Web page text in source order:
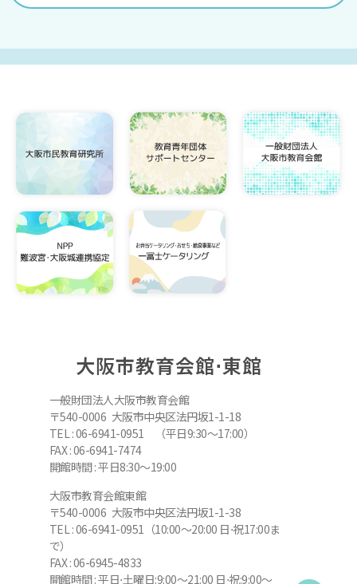
大阪市教育会館⋅東館
一般財団法人大阪市教育会館
〒540-0006 大阪市中央区法円坂1-1-18
TEL : 06-6941-0951 （平日9:30～17:00）
FAX : 06-6941-7474
開館時間 : 平日8:30～19:00
大阪市教育会館東館
〒540-0006 大阪市中央区法円坂1-1-38
TEL : 06-6941-0951（10:00～20:00 日⋅祝17:00ま
で）
FAX : 06-6945-4833
開館時間 : 平日⋅土曜日:9:00～21:00 日⋅祝:9:00～